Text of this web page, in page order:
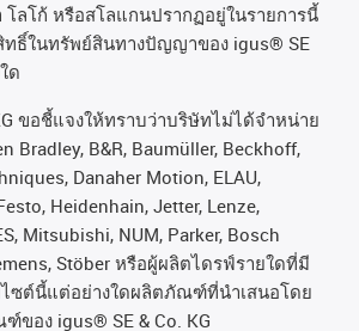
โลโก้ หรือสโลแกนปรากฏอยู่ในรายการนี้
ทธิ์ในทรัพย์สินทางปัญญาของ igus® SE
ด
ขอชี้แจงให้ทราบว่าบริษัทไม่ได้จําหน่าย
B&R, Baumüller, Beckhoff,
Danaher Motion, ELAU,
Heidenhain, Jetter, Lenze,
Mitsubishi, NUM, Parker, Bosch
Stöber หรือผู้ผลิตไดรฟ์รายใดที่มี
ไซต์นี้แต่อย่างใดผลิตภัณฑ์ที่นําเสนอโดย
ของ igus® SE & Co. KG